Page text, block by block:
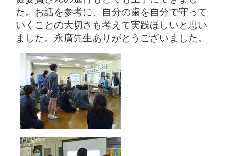
た。お話を参考に、自分の歯を自分で守って
いくことの大切さも考えて実践ほしいと思い
ました。永廣先生ありがとうございました。